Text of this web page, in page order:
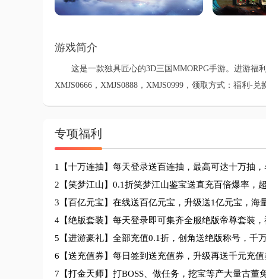
游戏简介
这是一款独具匠心的3D三国MMORPG手游。进游福
XMJS0666，XMJS0888，XMJS0999，领取方式：福利-
专项福利
1【十万连抽】每天登录送百连抽，最高可达十万抽
2【笑梦江山】0.1折笑梦江山鉴宝送直充百倍爆率，
3【百亿元宝】在线送百亿元宝，升级送1亿元宝，海
4【绝版套装】每天登录即可集齐全服绝版帝尊套装
5【进游豪礼】全部充值0.1折，创角送绝版称号，千
6【送充值券】每日签到送充值券，升级再送千元充
7【打金天师】打BOSS、做任务，挖宝等产大量古董